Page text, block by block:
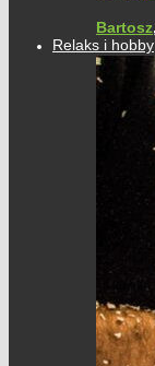
Bartosz,
Relaks i hobby